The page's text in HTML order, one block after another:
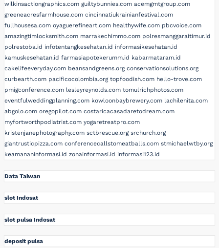
wilkinsactiongraphics.com guiltybunnies.com acemgmtgroup.com
greeneacresfarmhouse.com cincinnatiukrainianfestival.com
fullhousesa.com oyaguerefineart.com healthywife.com pbcvoice.com
amazingtimlocksmith.com marrakechimmo.com polresmanggaraitimur.id
polrestoba.id infotentangkesehatan.id informasikesehatan.id
kamuskesehatan.id farmasiapotekerumm.id kabarmataram.id
cakelifeeveryday.com beansandgreens.org conservationsolutions.org
curbearth.com pacificocolombia.org topfoodish.com hello-trove.com
pmigconference.com lesleyreynolds.com tomulrichphotos.com
eventfulweddingplanning.com kowloonbaybrewery.com lachilenita.com
abgolo.com oregopilot.com costaricacasadaretodream.com
myfortworthpodiatrist.com yogaretreatpro.com
kristenjanephotography.com sctbrescue.org srchurch.org
giantrusticpizza.com conferencecallstomeatballs.com stmichaelwtby.org
keamananinformasi.id zonainformasi.id informasi123.id
Data Taiwan
slot Indosat
slot pulsa Indosat
deposit pulsa